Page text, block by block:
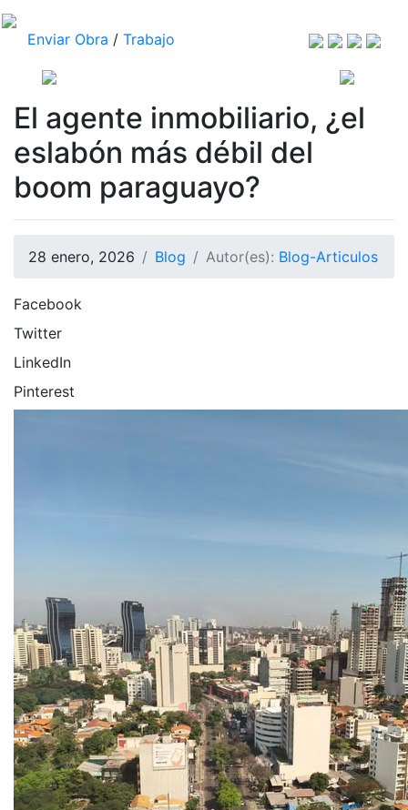
Enviar Obra / Trabajo
El agente inmobiliario, ¿el
eslabón más débil del
boom paraguayo?
28 enero, 2026 Blog Autor(es): Blog-Articulos
Facebook
Twitter
LinkedIn
Pinterest